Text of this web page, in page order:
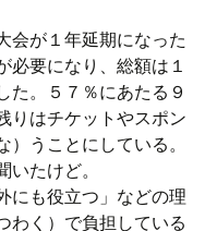
会が１年延期になった
必要になり、総額は１
た。５７％にあたる９
りはチケットやスポン
うことにしている。
たけど。
にも役立つ」などの理
わく）で負担している